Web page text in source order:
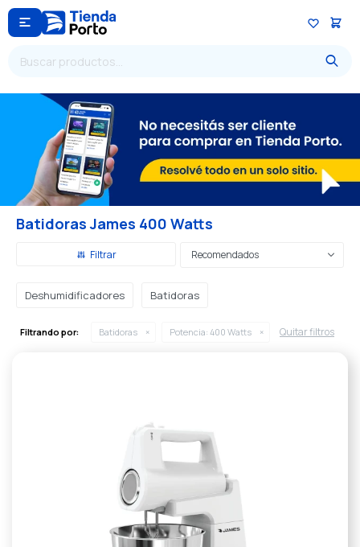

Batidoras James 400 Watts
Recomendados
Deshumidificadores Batidoras
Filtrando por: Batidoras Potencia: 400 Watts Quitar filtros